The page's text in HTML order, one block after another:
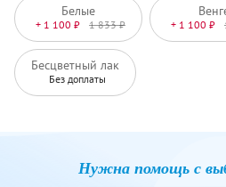
Белые
+ 1 100 ₽ 1 833 ₽ + 1 100 ₽
Бесцветный лак
Без доплаты
Нужна помощь с